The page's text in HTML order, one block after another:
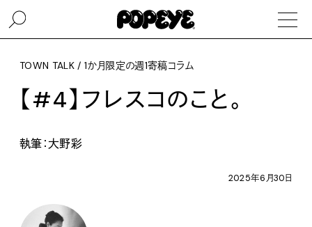
TOWN TALK / 1か月限定の週1寄稿コラム
【#4】フレスコのこと。
執筆：大野彩
2025年6月30日